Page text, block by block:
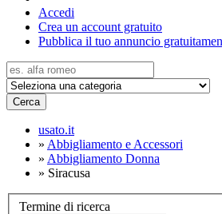
Accedi
Crea un account gratuito
Pubblica il tuo annuncio
Cerca
usato.it
» Abbigliamento e Accessori
» Abbigliamento Donna
» Siracusa
Termine di ricerca